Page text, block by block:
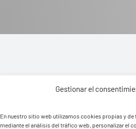
Gestionar el
En nuestro sitio web utilizamos cookies propias y
mediante el análisis del tráfico web, personalizar el